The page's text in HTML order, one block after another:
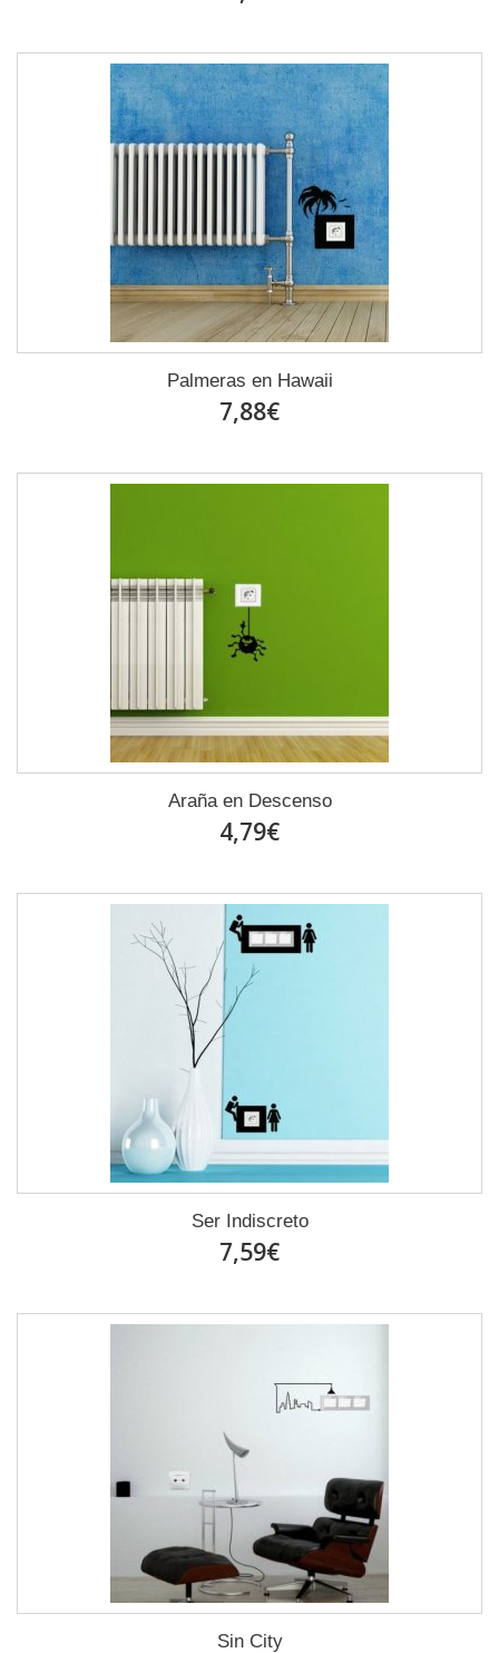
Palmeras en Hawaii
7,88€
Araña en Descenso
4,79€
Ser Indiscreto
7,59€
Sin City